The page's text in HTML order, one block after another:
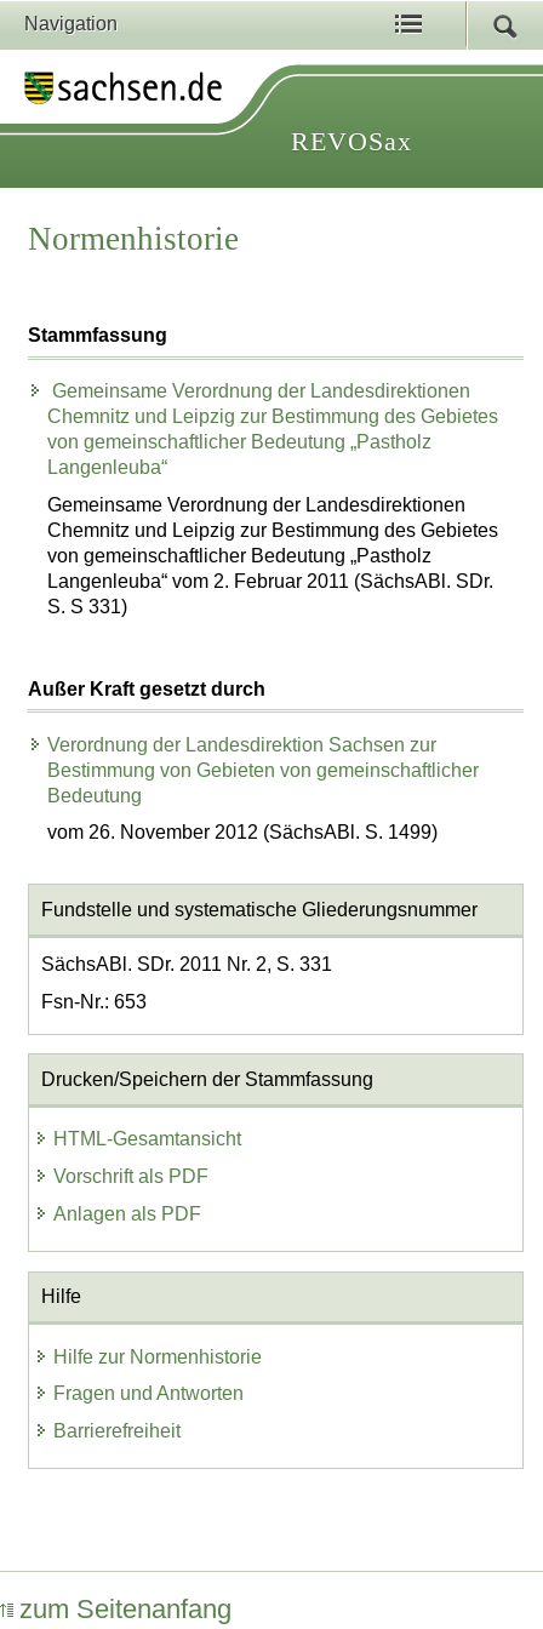
Navigation
REVOSax
Normenhistorie
Stammfassung
Gemeinsame Verordnung der Landesdirektionen
Chemnitz und Leipzig zur Bestimmung des Gebietes
von gemeinschaftlicher Bedeutung „Pastholz
Langenleuba“
Gemeinsame Verordnung der Landesdirektionen
Chemnitz und Leipzig zur Bestimmung des Gebietes
von gemeinschaftlicher Bedeutung „Pastholz
Langenleuba“ vom 2. Februar 2011 (SächsABl. SDr.
S. S 331)
Außer Kraft gesetzt durch
Verordnung der Landesdirektion Sachsen zur
Bestimmung von Gebieten von gemeinschaftlicher
Bedeutung
vom 26. November 2012 (SächsABl. S. 1499)
Fundstelle und systematische Gliederungsnummer
SächsABl. SDr. 2011 Nr. 2, S. 331
Fsn-Nr.: 653
Drucken/Speichern der Stammfassung
HTML-Gesamtansicht
Vorschrift als PDF
Anlagen als PDF
Hilfe
Hilfe zur Normenhistorie
Fragen und Antworten
Barrierefreiheit
zum Seitenanfang